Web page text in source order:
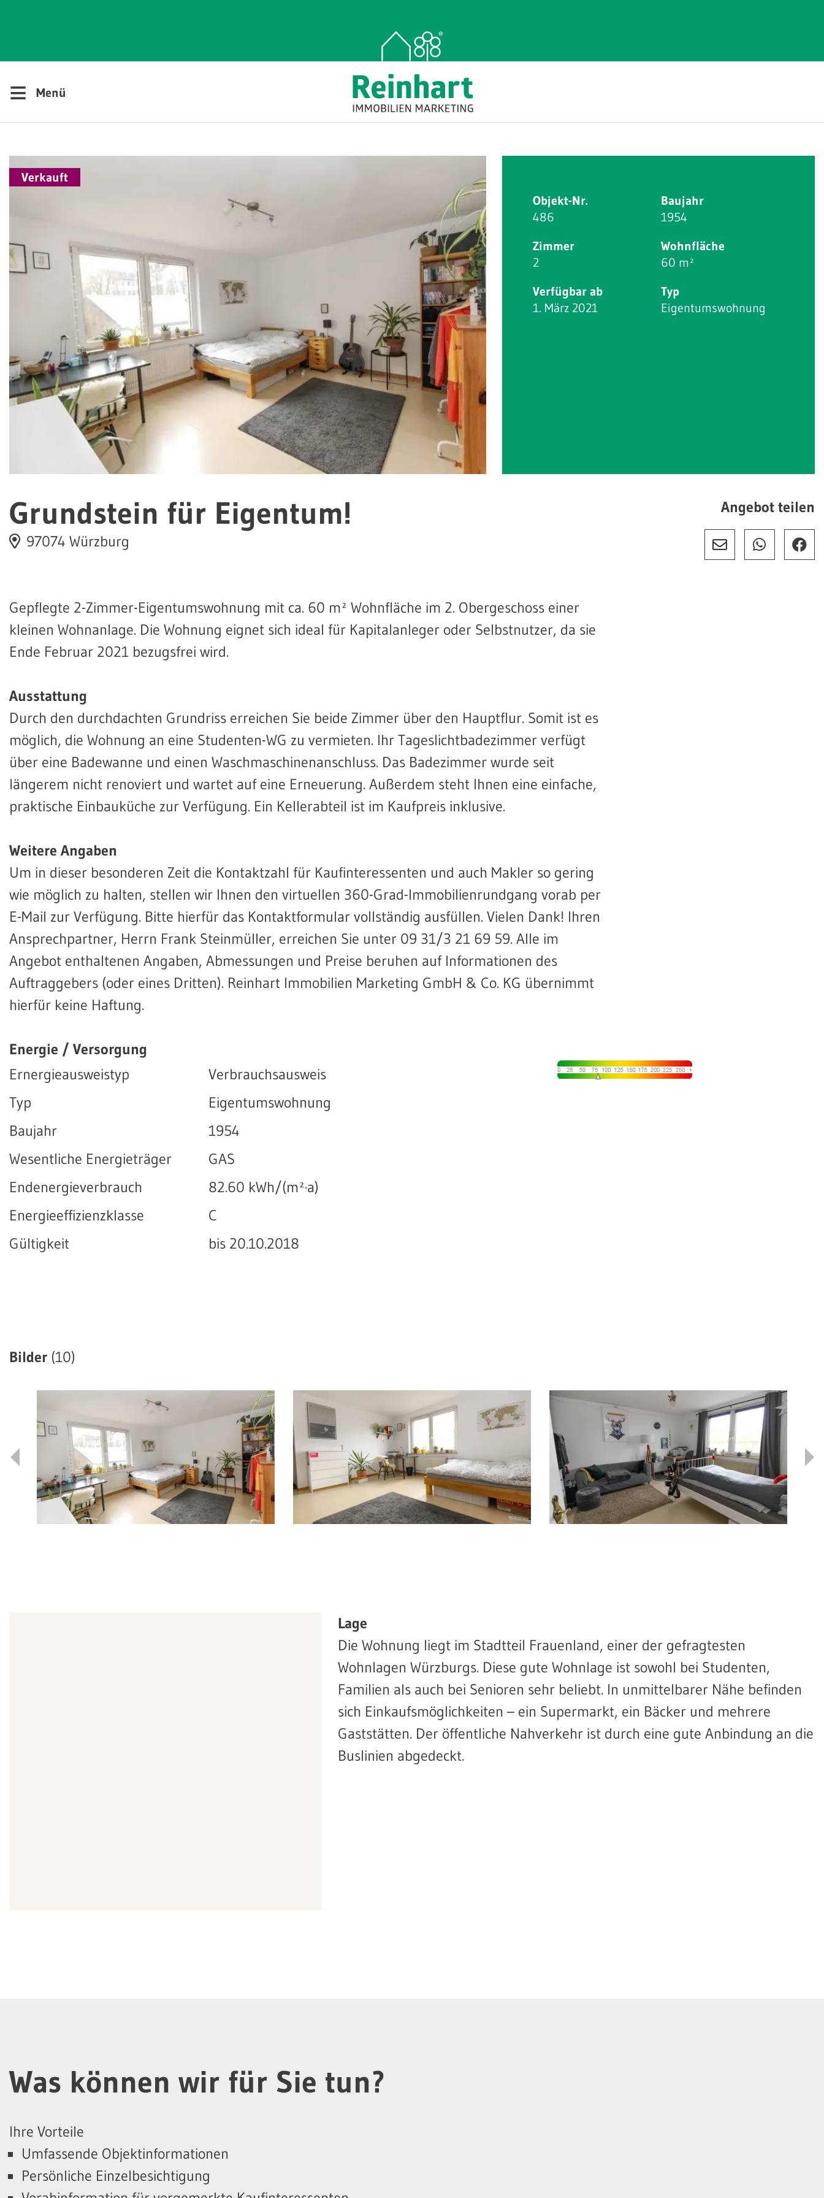
≡ Menü
Verkauft
Objekt-Nr.
486
Baujahr
1954
Zimmer
2
Wohnfläche
60 m²
Verfügbar ab
1. März 2021
Typ
Eigentumswohnung
Grundstein für Eigentum!
97074 Würzburg
Gepflegte 2-Zimmer-Eigentumswohnung mit ca. 60 m² Wohnfläche im 2. Obergeschoss einer
kleinen Wohnanlage. Die Wohnung eignet sich ideal für Kapitalanleger oder Selbstnutzer, da sie
Ende Februar 2021 bezugsfrei wird.
Ausstattung
Durch den durchdachten Grundriss erreichen Sie beide Zimmer über den Hauptflur. Somit ist es
möglich, die Wohnung an eine Studenten-WG zu vermieten. Ihr Tageslichtbadezimmer verfügt
über eine Badewanne und einen Waschmaschinenanschluss. Das Badezimmer wurde seit
längerem nicht renoviert und wartet auf eine Erneuerung. Außerdem steht Ihnen eine einfache,
praktische Einbauküche zur Verfügung. Ein Kellerabteil ist im Kaufpreis inklusive.
Weitere Angaben
Um in dieser besonderen Zeit die Kontaktzahl für Kaufinteressenten und auch Makler so gering
wie möglich zu halten, stellen wir Ihnen den virtuellen 360-Grad-Immobilienrundgang vorab per
E-Mail zur Verfügung. Bitte hierfür das Kontaktformular vollständig ausfüllen. Vielen Dank! Ihren
Ansprechpartner, Herrn Frank Steinmüller, erreichen Sie unter 09 31/3 21 69 59. Alle im
Angebot enthaltenen Angaben, Abmessungen und Preise beruhen auf Informationen des
Auftraggebers (oder eines Dritten). Reinhart Immobilien Marketing GmbH & Co. KG übernimmt
hierfür keine Haftung.
Angebot teilen
Energie / Versorgung
Ernergieausweistyp
Verbrauchsausweis
Typ
Eigentumswohnung
Baujahr
1954
Wesentliche Energieträger
GAS
Endenergieverbrauch
82.60 kWh/(m²·a)
Energieeffizienzklasse
C
Gültigkeit
bis 20.10.2018
Bilder (10)
Lage
Die Wohnung liegt im Stadtteil Frauenland, einer der gefragtesten
Wohnlagen Würzburgs. Diese gute Wohnlage ist sowohl bei Studenten,
Familien als auch bei Senioren sehr beliebt. In unmittelbarer Nähe befinden
sich Einkaufsmöglichkeiten – ein Supermarkt, ein Bäcker und mehrere
Gaststätten. Der öffentliche Nahverkehr ist durch eine gute Anbindung an die
Buslinien abgedeckt.
Was können wir für Sie tun?
Ihre Vorteile
Umfassende Objektinformationen
Persönliche Einzelbesichtigung